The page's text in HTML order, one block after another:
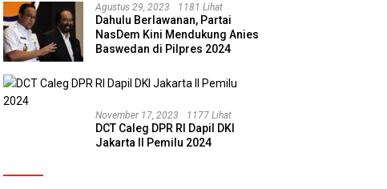
Agustus 29, 2023 1181 Lihat
Dahulu Berlawanan, Partai
NasDem Kini Mendukung Anies
Baswedan di Pilpres 2024
November 17, 2023 1177 Lihat
DCT Caleg DPR RI Dapil DKI
Jakarta II Pemilu 2024